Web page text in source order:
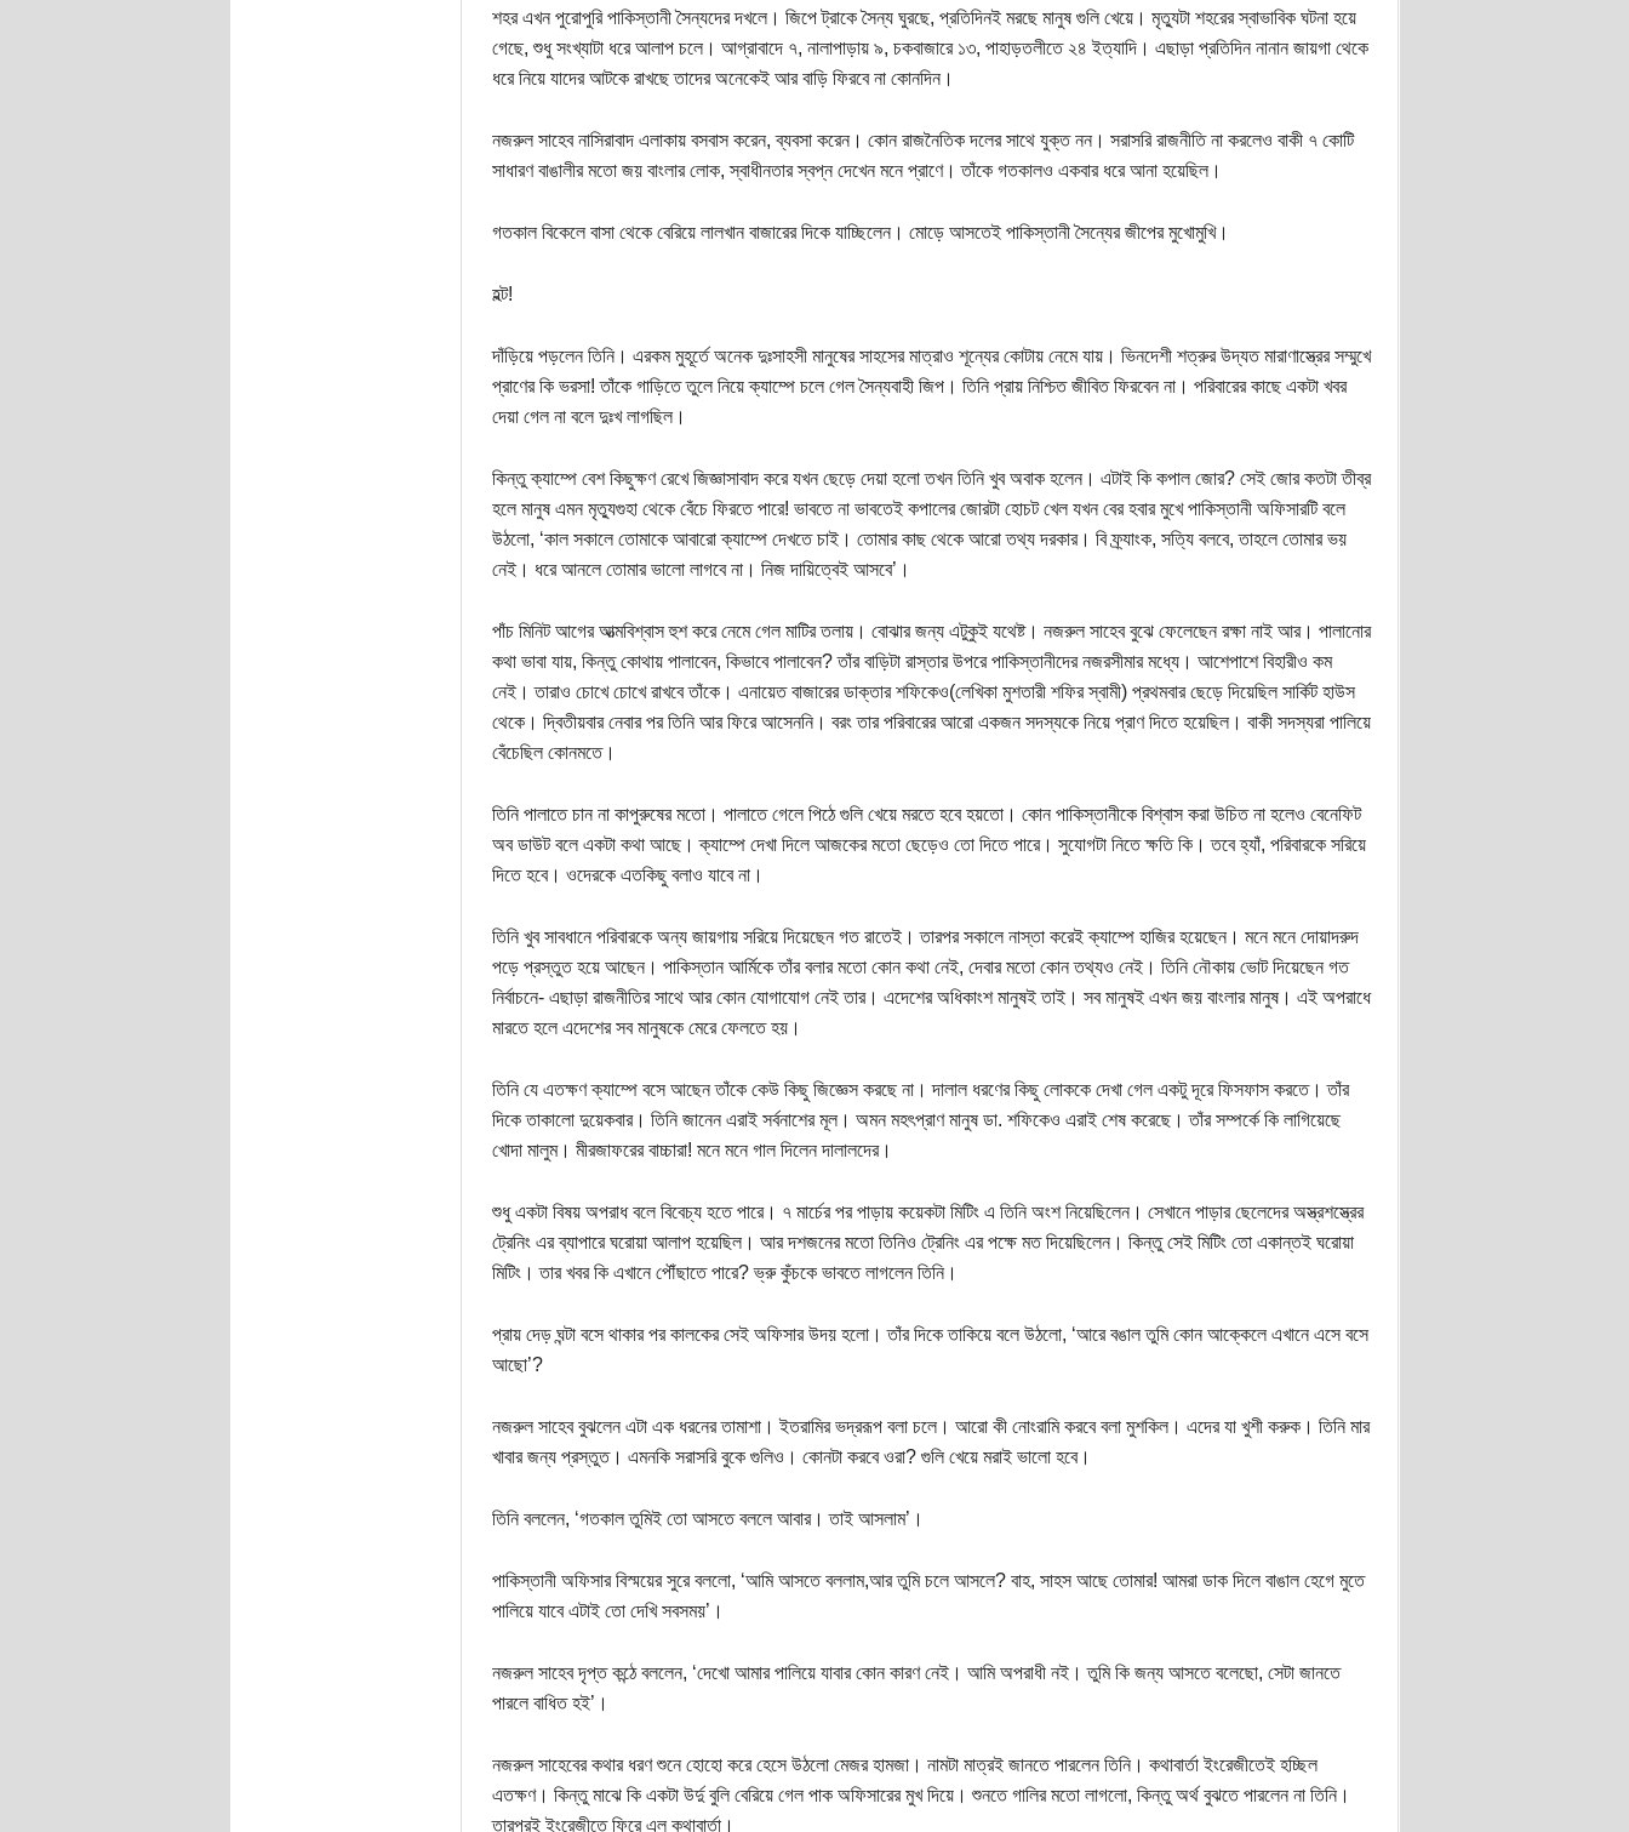
শহর এখন পুরোপুরি পাকিস্তানী সৈন্যদের দখলে। জিপে ট্রাকে সৈন্য ঘুরছে, প্রতিদিনই মরছে মানুষ গুলি খেয়ে। মৃত্যুটা শহরের স্বাভাবিক ঘটনা হয়ে
গেছে, শুধু সংখ্যাটা ধরে আলাপ চলে। আগ্রাবাদে ৭, নালাপাড়ায় ৯, চকবাজারে ১৩, পাহাড়তলীতে ২৪ ইত্যাদি। এছাড়া প্রতিদিন নানান জায়গা থেকে
ধরে নিয়ে যাদের আটকে রাখছে তাদের অনেকেই আর বাড়ি ফিরবে না কোনদিন।
নজরুল সাহেব নাসিরাবাদ এলাকায় বসবাস করেন, ব্যবসা করেন। কোন রাজনৈতিক দলের সাথে যুক্ত নন। সরাসরি রাজনীতি না করলেও বাকী ৭ কোটি
সাধারণ বাঙালীর মতো জয় বাংলার লোক, স্বাধীনতার স্বপ্ন দেখেন মনে প্রাণে। তাঁকে গতকালও একবার ধরে আনা হয়েছিল।
গতকাল বিকেলে বাসা থেকে বেরিয়ে লালখান বাজারের দিকে যাচ্ছিলেন। মোড়ে আসতেই পাকিস্তানী সৈন্যের জীপের মুখোমুখি।
হল্ট!
দাঁড়িয়ে পড়লেন তিনি। এরকম মুহূর্তে অনেক দুঃসাহসী মানুষের সাহসের মাত্রাও শূন্যের কোটায় নেমে যায়। ভিনদেশী শত্রুর উদ্যত মারাণাস্ত্রের সম্মুখে
প্রাণের কি ভরসা! তাঁকে গাড়িতে তুলে নিয়ে ক্যাম্পে চলে গেল সৈন্যবাহী জিপ। তিনি প্রায় নিশ্চিত জীবিত ফিরবেন না। পরিবারের কাছে একটা খবর
দেয়া গেল না বলে দুঃখ লাগছিল।
কিন্তু ক্যাম্পে বেশ কিছুক্ষণ রেখে জিজ্ঞাসাবাদ করে যখন ছেড়ে দেয়া হলো তখন তিনি খুব অবাক হলেন। এটাই কি কপাল জোর? সেই জোর কতটা তীব্র
হলে মানুষ এমন মৃত্যুগুহা থেকে বেঁচে ফিরতে পারে! ভাবতে না ভাবতেই কপালের জোরটা হোচট খেল যখন বের হবার মুখে পাকিস্তানী অফিসারটি বলে
উঠলো, ‘কাল সকালে তোমাকে আবারো ক্যাম্পে দেখতে চাই। তোমার কাছ থেকে আরো তথ্য দরকার। বি ফ্র্যাংক, সত্যি বলবে, তাহলে তোমার ভয়
নেই। ধরে আনলে তোমার ভালো লাগবে না। নিজ দায়িত্বেই আসবে’।
পাঁচ মিনিট আগের আত্মবিশ্বাস হুশ করে নেমে গেল মাটির তলায়। বোঝার জন্য এটুকুই যথেষ্ট। নজরুল সাহেব বুঝে ফেলেছেন রক্ষা নাই আর। পালানোর
কথা ভাবা যায়, কিন্তু কোথায় পালাবেন, কিভাবে পালাবেন? তাঁর বাড়িটা রাস্তার উপরে পাকিস্তানীদের নজরসীমার মধ্যে। আশেপাশে বিহারীও কম
নেই। তারাও চোখে চোখে রাখবে তাঁকে। এনায়েত বাজারের ডাক্তার শফিকেও(লেখিকা মুশতারী শফির স্বামী) প্রথমবার ছেড়ে দিয়েছিল সার্কিট হাউস
থেকে। দ্বিতীয়বার নেবার পর তিনি আর ফিরে আসেননি। বরং তার পরিবারের আরো একজন সদস্যকে নিয়ে প্রাণ দিতে হয়েছিল। বাকী সদস্যরা পালিয়ে
বেঁচেছিল কোনমতে।
তিনি পালাতে চান না কাপুরুষের মতো। পালাতে গেলে পিঠে গুলি খেয়ে মরতে হবে হয়তো। কোন পাকিস্তানীকে বিশ্বাস করা উচিত না হলেও বেনেফিট
অব ডাউট বলে একটা কথা আছে। ক্যাম্পে দেখা দিলে আজকের মতো ছেড়েও তো দিতে পারে। সুযোগটা নিতে ক্ষতি কি। তবে হ্যাঁ, পরিবারকে সরিয়ে
দিতে হবে। ওদেরকে এতকিছু বলাও যাবে না।
তিনি খুব সাবধানে পরিবারকে অন্য জায়গায় সরিয়ে দিয়েছেন গত রাতেই। তারপর সকালে নাস্তা করেই ক্যাম্পে হাজির হয়েছেন। মনে মনে দোয়াদরুদ
পড়ে প্রস্তুত হয়ে আছেন। পাকিস্তান আর্মিকে তাঁর বলার মতো কোন কথা নেই, দেবার মতো কোন তথ্যও নেই। তিনি নৌকায় ভোট দিয়েছেন গত
নির্বাচনে- এছাড়া রাজনীতির সাথে আর কোন যোগাযোগ নেই তার। এদেশের অধিকাংশ মানুষই তাই। সব মানুষই এখন জয় বাংলার মানুষ। এই অপরাধে
মারতে হলে এদেশের সব মানুষকে মেরে ফেলতে হয়।
তিনি যে এতক্ষণ ক্যাম্পে বসে আছেন তাঁকে কেউ কিছু জিজ্ঞেস করছে না। দালাল ধরণের কিছু লোককে দেখা গেল একটু দূরে ফিসফাস করতে। তাঁর
দিকে তাকালো দুয়েকবার। তিনি জানেন এরাই সর্বনাশের মূল। অমন মহৎপ্রাণ মানুষ ডা. শফিকেও এরাই শেষ করেছে। তাঁর সম্পর্কে কি লাগিয়েছে
খোদা মালুম। মীরজাফরের বাচ্চারা! মনে মনে গাল দিলেন দালালদের।
শুধু একটা বিষয় অপরাধ বলে বিবেচ্য হতে পারে। ৭ মার্চের পর পাড়ায় কয়েকটা মিটিং এ তিনি অংশ নিয়েছিলেন। সেখানে পাড়ার ছেলেদের অস্ত্রশস্ত্রের
ট্রেনিং এর ব্যাপারে ঘরোয়া আলাপ হয়েছিল। আর দশজনের মতো তিনিও ট্রেনিং এর পক্ষে মত দিয়েছিলেন। কিন্তু সেই মিটিং তো একান্তই ঘরোয়া
মিটিং। তার খবর কি এখানে পৌঁছাতে পারে? ভ্রু কুঁচকে ভাবতে লাগলেন তিনি।
প্রায় দেড় ঘন্টা বসে থাকার পর কালকের সেই অফিসার উদয় হলো। তাঁর দিকে তাকিয়ে বলে উঠলো, ‘আরে বঙাল তুমি কোন আক্কেলে এখানে এসে বসে
আছো’?
নজরুল সাহেব বুঝলেন এটা এক ধরনের তামাশা। ইতরামির ভদ্ররূপ বলা চলে। আরো কী নোংরামি করবে বলা মুশকিল। এদের যা খুশী করুক। তিনি মার
খাবার জন্য প্রস্তুত। এমনকি সরাসরি বুকে গুলিও। কোনটা করবে ওরা? গুলি খেয়ে মরাই ভালো হবে।
তিনি বললেন, ‘গতকাল তুমিই তো আসতে বললে আবার। তাই আসলাম’।
পাকিস্তানী অফিসার বিস্ময়ের সুরে বললো, ‘আমি আসতে বললাম,আর তুমি চলে আসলে? বাহ, সাহস আছে তোমার! আমরা ডাক দিলে বাঙাল হেগে মুতে
পালিয়ে যাবে এটাই তো দেখি সবসময়’।
নজরুল সাহেব দৃপ্ত কন্ঠে বললেন, ‘দেখো আমার পালিয়ে যাবার কোন কারণ নেই। আমি অপরাধী নই। তুমি কি জন্য আসতে বলেছো, সেটা জানতে
পারলে বাধিত হই’।
নজরুল সাহেবের কথার ধরণ শুনে হোহো করে হেসে উঠলো মেজর হামজা। নামটা মাত্রই জানতে পারলেন তিনি। কথাবার্তা ইংরেজীতেই হচ্ছিল
এতক্ষণ। কিন্তু মাঝে কি একটা উর্দু বুলি বেরিয়ে গেল পাক অফিসারের মুখ দিয়ে। শুনতে গালির মতো লাগলো, কিন্তু অর্থ বুঝতে পারলেন না তিনি।
তারপরই ইংরেজীতে ফিরে এল কথাবার্তা।